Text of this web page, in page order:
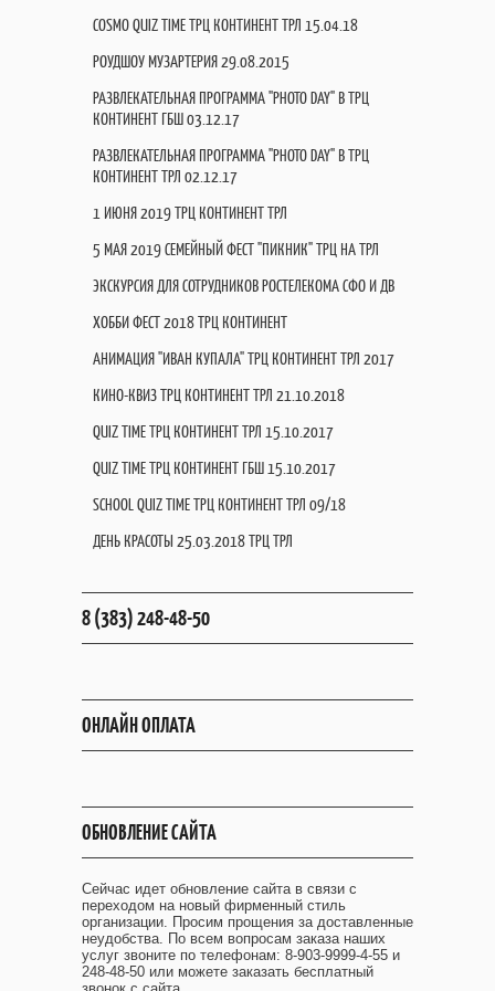
COSMO QUIZ TIME ТРЦ КОНТИНЕНТ ТРЛ 15.04.18
РОУДШОУ МУЗАРТЕРИЯ 29.08.2015
РАЗВЛЕКАТЕЛЬНАЯ ПРОГРАММА "PHOTO DAY" В ТРЦ
КОНТИНЕНТ ГБШ 03.12.17
РАЗВЛЕКАТЕЛЬНАЯ ПРОГРАММА "PHOTO DAY" В ТРЦ
КОНТИНЕНТ ТРЛ 02.12.17
1 ИЮНЯ 2019 ТРЦ КОНТИНЕНТ ТРЛ
5 МАЯ 2019 СЕМЕЙНЫЙ ФЕСТ "ПИКНИК" ТРЦ НА ТРЛ
ЭКСКУРСИЯ ДЛЯ СОТРУДНИКОВ РОСТЕЛЕКОМА СФО И ДВ
ХОББИ ФЕСТ 2018 ТРЦ КОНТИНЕНТ
АНИМАЦИЯ "ИВАН КУПАЛА" ТРЦ КОНТИНЕНТ ТРЛ 2017
КИНО-КВИЗ ТРЦ КОНТИНЕНТ ТРЛ 21.10.2018
QUIZ TIME ТРЦ КОНТИНЕНТ ТРЛ 15.10.2017
QUIZ TIME ТРЦ КОНТИНЕНТ ГБШ 15.10.2017
SCHOOL QUIZ TIME ТРЦ КОНТИНЕНТ ТРЛ 09/18
ДЕНЬ КРАСОТЫ 25.03.2018 ТРЦ ТРЛ
8 (383) 248-48-50
ОНЛАЙН ОПЛАТА
ОБНОВЛЕНИЕ САЙТА
Сейчас идет обновление сайта в связи с
переходом на новый фирменный стиль
организации. Просим прощения за доставленные
неудобства. По всем вопросам заказа наших
услуг звоните по телефонам: 8-903-9999-4-55 и
248-48-50 или можете заказать бесплатный